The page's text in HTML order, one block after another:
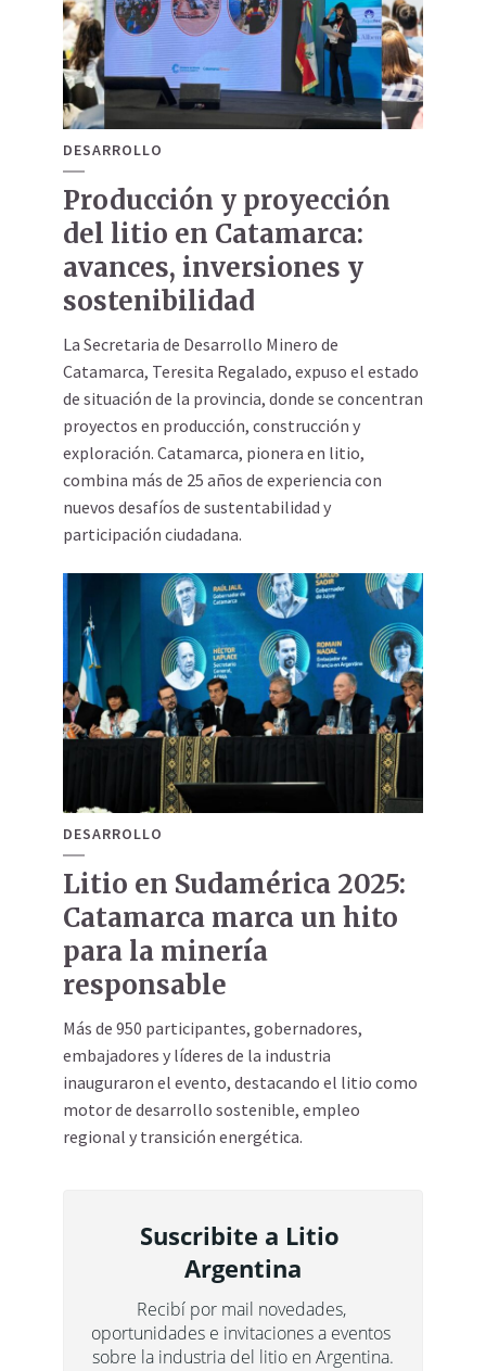
DESARROLLO
Producción y proyección
del litio en Catamarca:
avances, inversiones y
sostenibilidad
La Secretaria de Desarrollo Minero de
Catamarca, Teresita Regalado, expuso el estado
de situación de la provincia, donde se concentran
proyectos en producción, construcción y
exploración. Catamarca, pionera en litio,
combina más de 25 años de experiencia con
nuevos desafíos de sustentabilidad y
participación ciudadana.
DESARROLLO
Litio en Sudamérica 2025:
Catamarca marca un hito
para la minería
responsable
Más de 950 participantes, gobernadores,
embajadores y líderes de la industria
inauguraron el evento, destacando el litio como
motor de desarrollo sostenible, empleo
regional y transición energética.
Suscribite a Litio
Argentina
Recibí por mail novedades,
oportunidades e invitaciones a eventos
sobre la industria del litio en Argentina.